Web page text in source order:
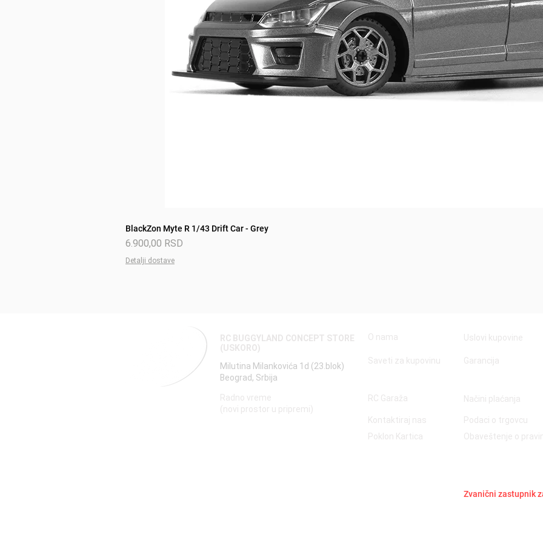
BlackZon Myte R 1/43 Drift Car - Grey
Price
6.900,00 RSD
Detalji dostave
RC BUGGYLAND CONCEPT STORE
(USKORO)
Milutina Milankovića 1d (23.blok)
Beograd, Srbija
Radno vreme
(novi prostor u pripremi)
O nama
Saveti za kupovinu
RC Garaža
Kontaktiraj nas
Poklon Kartica
Uslovi kupovine
Garancija
Načini plaćanja
Podaci o trgovcu
Obaveštenje o
Zvanični zastupnik